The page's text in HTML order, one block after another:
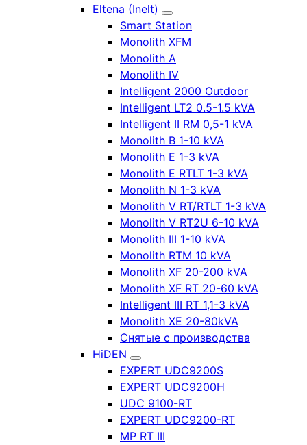
Eltena (Inelt)
Smart Station
Monolith XFM
Monolith A
Monolith IV
Intelligent 2000 Outdoor
Intelligent LT2 0.5-1.5 kVA
Intelligent II RM 0,5-1 kVA
Monolith B 1-10 kVA
Monolith E 1-3 kVA
Monolith E RTLT 1-3 kVA
Monolith N 1-3 kVA
Monolith V RT/RTLT 1-3 kVA
Monolith V RT2U 6-10 kVA
Monolith III 1-10 kVA
Monolith RTM 10 kVA
Monolith XF 20-200 kVA
Monolith XF RT 20-60 kVA
Intelligent III RT 1,1-3 kVA
Monolith XE 20-80kVA
Снятые с производства
HiDEN
EXPERT UDC9200S
EXPERT UDC9200H
UDC 9100-RT
EXPERT UDC9200-RT
MP RT III